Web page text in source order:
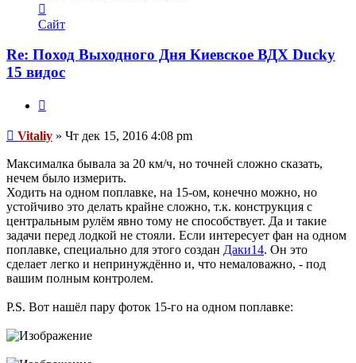
информация
пользователя
Сайт
Re: Поход Выходного Дня Киевское ВДХ Ducky
15 видос
Сообщение
Vitaliy » Чт дек 15, 2016 4:08 pm
Максималка бывала за 20 км/ч, но точней сложно сказать,
нечем было измерить.
Ходить на одном поплавке, на 15-ом, конечно можно, но
устойчиво это делать крайне сложно, т.к. конструкция с
центральным рулём явно тому не способствует. Да и такие
задачи перед лодкой не стояли. Если интересует фан на одном
поплавке, специально для этого создан Даки14. Он это
сделает легко и непринуждённо и, что немаловажно, - под
вашим полным контролем.
P.S. Вот нашёл пару фоток 15-го на одном поплавке: